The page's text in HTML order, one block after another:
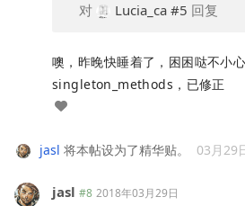
对 Lucia_ca #5 回复
噢，昨晚快睡着了，困困哒不小
singleton_methods，已修正
jasl 将本帖设为了精华贴。 03月29
jasl #8 2018年03月29日